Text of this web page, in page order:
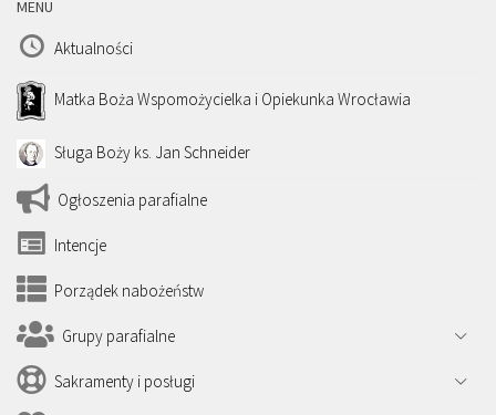
MENU
Aktualności
Matka Boża Wspomożycielka i Opiekunka Wrocławia
Sługa Boży ks. Jan Schneider
Ogłoszenia parafialne
Intencje
Porządek nabożeństw
Grupy parafialne
Sakramenty i posługi